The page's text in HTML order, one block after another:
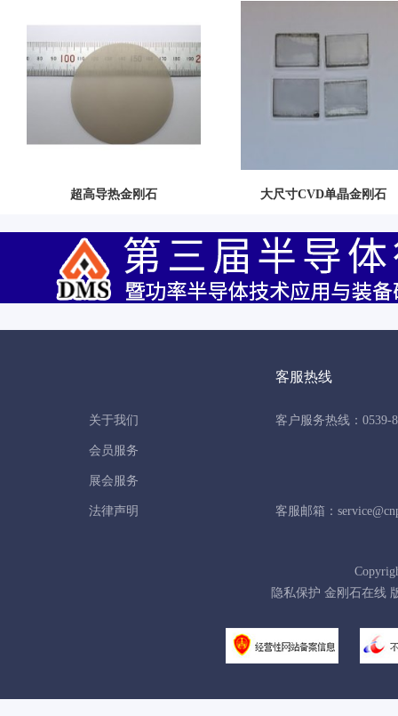
超高导热金刚石 大尺寸CVD单晶金刚石
关于我们
会员服务
展会服务
法律声明
客服热线
客户服务热线：0539-
客服邮箱：
隐私保护 金刚石在线